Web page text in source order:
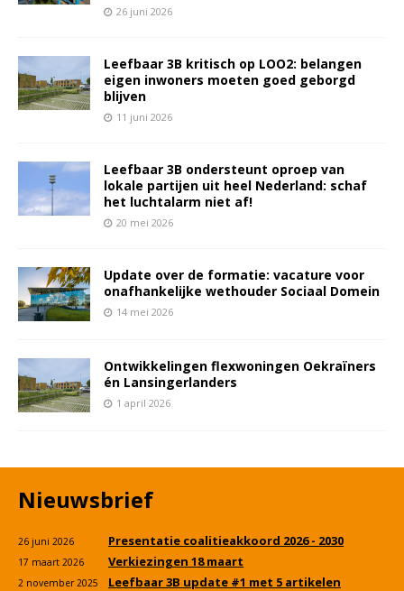
26 juni 2026
Leefbaar 3B kritisch op LOO2: belangen
eigen inwoners moeten goed geborgd
blijven
11 juni 2026
Leefbaar 3B ondersteunt oproep van
lokale partijen uit heel Nederland: schaf
het luchtalarm niet af!
20 mei 2026
Update over de formatie: vacature voor
onafhankelijke wethouder Sociaal Domein
14 mei 2026
Ontwikkelingen flexwoningen Oekraïners
én Lansingerlanders
1 april 2026
Nieuwsbrief
26 juni 2026 Presentatie coalitieakkoord 2026 - 2030
17 maart 2026 Verkiezingen 18 maart
2 november 2025 Leefbaar 3B update #1 met 5 artikelen